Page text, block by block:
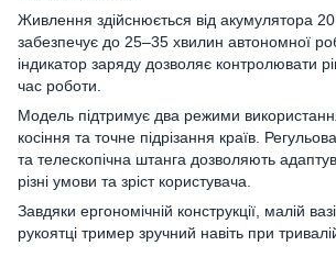
Живлення здійснюється від акумулятора
забезпечує до 25–35 хвилин автономної
індикатор заряду дозволяє контролювати
час роботи.
Модель підтримує два режими
косіння та точне підрізання країв.
та телескопічна штанга дозволяють
різні умови та зріст користувача.
Завдяки ергономічній конструкції, малій
рукоятці тример зручний навіть при